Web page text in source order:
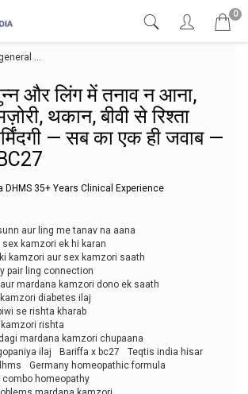
0
general
और लिंग में तनाव न आना,
थकान, बीवी से रिश्ता
— सब का एक ही जवाब —
DHMS 35+ Years Clinical Experience
aur ling me tanav na aana
kamzori ek hi karan
kamzori aur sex kamzori saath
pair ling connection
mardana kamzori dono ek saath
diabetes ilaj
se rishta kharab
rishta
mardana kamzori chupaana
ilaj
Bariffa x bc27
Teqtis india hisar
Germany homeopathic formula
homeopathy